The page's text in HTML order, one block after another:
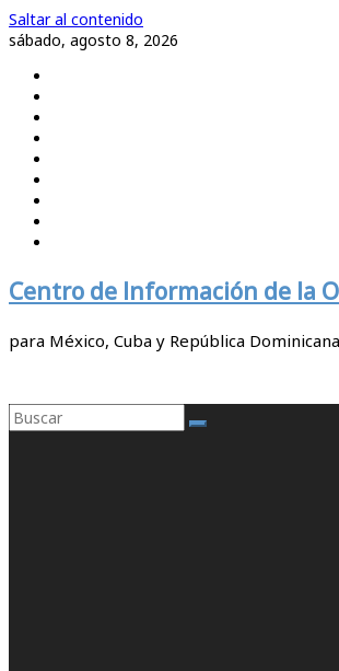
Saltar al contenido
sábado, agosto 8, 2026
Centro de Información de la
para México, Cuba y República Dominicana